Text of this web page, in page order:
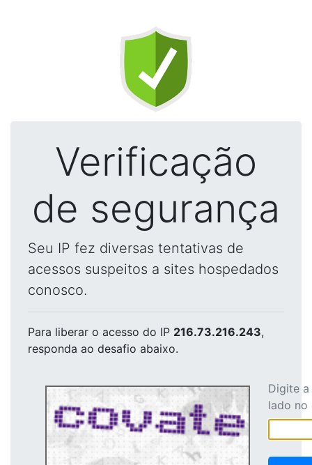
Verificação
de segurança
Seu IP fez diversas tentativas de
acessos suspeitos a sites hospedados
conosco.
Para liberar o acesso do IP 216.73.216.243,
responda ao desafio abaixo.
Digite
lado no